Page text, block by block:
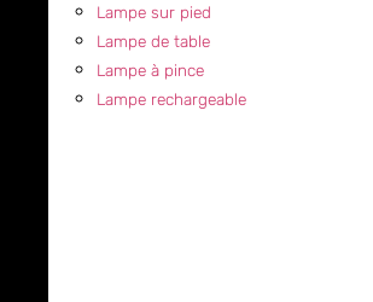
Lampe sur pied
Lampe de table
Lampe à pince
Lampe rechargeable